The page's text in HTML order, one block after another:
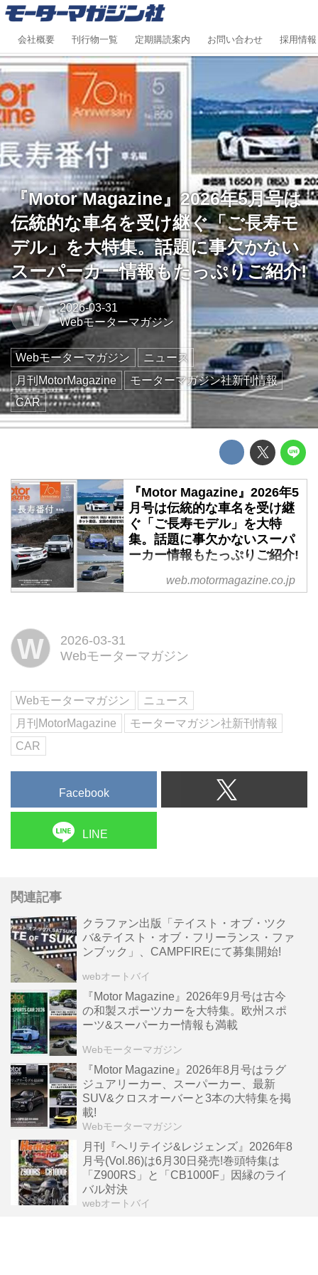
会社概要 刊行物一覧 定期購読案内 お問い合わせ 採用情報
『Motor Magazine』2026年5月号は
伝統的な車名を受け継ぐ「ご長寿モ
デル」を大特集。話題に事欠かない
スーパーカー情報もたっぷりご紹介!
W
2026-03-31
Webモーターマガジン
Webモーターマガジン
ニュース
月刊MotorMagazine
モーターマガジン社新刊情報
CAR
『Motor Magazine』2026年5
月号は伝統的な車名を受け継
ぐ「ご長寿モデル」を大特
集。話題に事欠かないスーパ
ーカー情報もたっぷりご紹介!
『Motor Magazine』2026年5月号
は2026年4月1日(水)に全国の書店
web.motormagazine.co.jp
W
2026-03-31
Webモーターマガジン
Webモーターマガジン
ニュース
月刊MotorMagazine
モーターマガジン社新刊情報
CAR
Facebook
LINE
関連記事
クラファン出版「テイスト・オブ・ツク
バ&テイスト・オブ・フリーランス・ファ
ンブック」、CAMPFIREにて募集開始!
webオートバイ
『Motor Magazine』2026年9月号は古今
の和製スポーツカーを大特集。欧州スポ
ーツ&スーパーカー情報も満載
Webモーターマガジン
『Motor Magazine』2026年8月号はラグ
ジュアリーカー、スーパーカー、最新
SUV&クロスオーバーと3本の大特集を掲
載!
Webモーターマガジン
月刊『ヘリテイジ&レジェンズ』2026年8
月号(Vol.86)は6月30日発売!巻頭特集は
「Z900RS」と「CB1000F」因縁のライ
バル対決
webオートバイ